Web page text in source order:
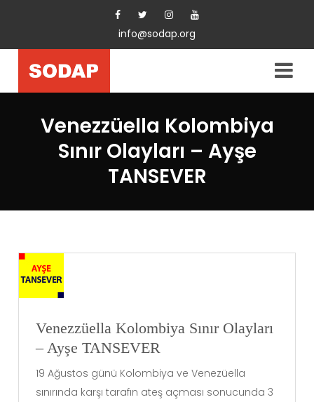
info@sodap.org
Venezzüella Kolombiya
Sınır Olayları – Ayşe
TANSEVER
Venezzüella Kolombiya Sınır Olayları
– Ayşe TANSEVER
19 Ağustos günü Kolombiya ve Venezüella
sınırında karşı tarafın ateş açması sonucunda 3